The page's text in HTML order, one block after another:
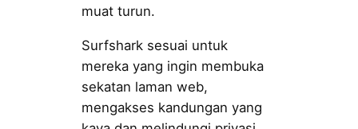
muat turun.
Surfshark sesuai untuk
mereka yang ingin membuka
sekatan laman web,
mengakses kandungan yang